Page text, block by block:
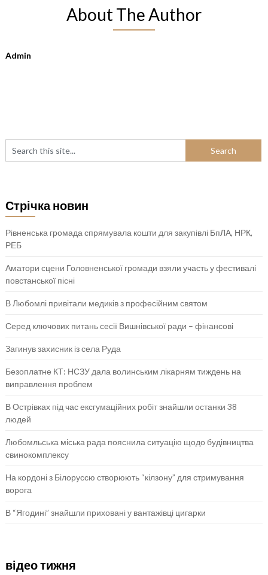
About The Author
Admin
Стрічка новин
Рівненська громада спрямувала кошти для закупівлі БпЛА, НРК,
РЕБ
Аматори сцени Головненської громади взяли участь у фестивалі
повстанської пісні
В Любомлі привітали медиків з професійним святом
Серед ключових питань сесії Вишнівської ради – фінансові
Загинув захисник із села Руда
Безоплатне КТ: НСЗУ дала волинським лікарням тиждень на
виправлення проблем
В Острівках під час ексгумаційних робіт знайшли останки 38
людей
Любомльська міська рада пояснила ситуацію щодо будівництва
свинокомплексу
На кордоні з Білоруссю створюють “кілзону” для стримування
ворога
В “Ягодині” знайшли приховані у вантажівці цигарки
відео тижня